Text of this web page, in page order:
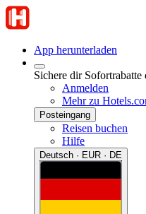
App herunterladen
Sichere dir
Anmelden
Mehr zu
Posteingang
Reisen buchen
Hilfe
Deutsch · EUR · DE